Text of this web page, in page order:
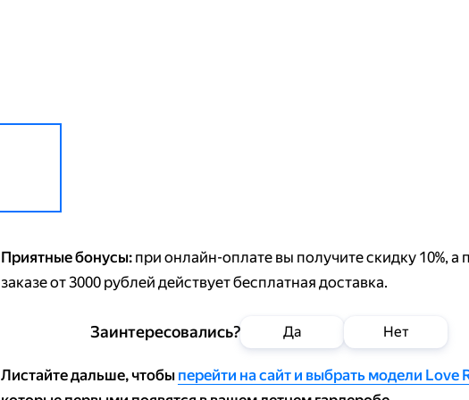
Приятные бонусы: при онлайн-оплате вы получите скидку 10%, а
заказе от 3000 рублей действует бесплатная доставка.
Заинтересовались? Да Нет
Листайте дальше, чтобы перейти на сайт и выбрать модели Love